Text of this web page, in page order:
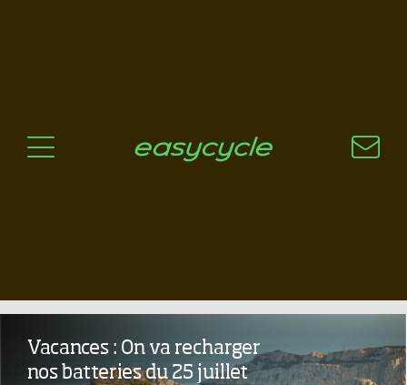
Questions / Réponses
Mondraker Crafty Carbon R
à tester à Gilly !!